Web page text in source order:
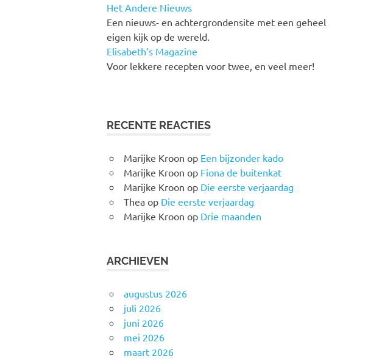
Het Andere Nieuws
Een nieuws- en achtergrondensite met een geheel
eigen kijk op de wereld.
Elisabeth’s Magazine
Voor lekkere recepten voor twee, en veel meer!
RECENTE REACTIES
Marijke Kroon op Een bijzonder kado
Marijke Kroon op Fiona de buitenkat
Marijke Kroon op Die eerste verjaardag
Thea op Die eerste verjaardag
Marijke Kroon op Drie maanden
ARCHIEVEN
augustus 2026
juli 2026
juni 2026
mei 2026
maart 2026